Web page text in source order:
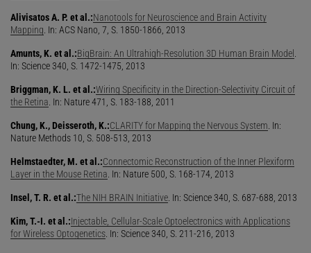
Alivisatos A. P. et al.:Nanotools for Neuroscience and Brain Activity
Mapping . In: ACS Nano, 7, S. 1850-1866, 2013
Amunts, K. et al.:BigBrain: An Ultrahigh-Resolution 3D Human Brain Model
In: Science 340, S. 1472-1475, 2013
Briggman, K. L. et al.:Wiring Specificity in the Direction-Selectivity Circuit of
the Retina . In: Nature 471, S. 183-188, 2011
Chung, K., Deisseroth, K.:CLARITY for Mapping the Nervous System . In:
Nature Methods 10, S. 508-513, 2013
Helmstaedter, M. et al.:Connectomic Reconstruction of the Inner Plexiform
Layer in the Mouse Retina . In: Nature 500, S. 168-174, 2013
Insel, T. R. et al.:The NIH BRAIN Initiative . In: Science 340, S. 687-688, 2013
Kim, T.-I. et al.:Injectable, Cellular-Scale Optoelectronics with Applications
for Wireless Optogenetics . In: Science 340, S. 211-216, 2013